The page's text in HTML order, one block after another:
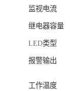
监视电流
继电器容量
LED类型
报警输出
工作温度